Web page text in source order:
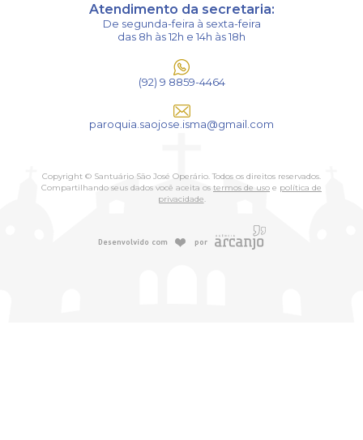
Atendimento da secretaria:
De segunda-feira à sexta-feira
das 8h às 12h e 14h às 18h
(92) 9 8859-4464
paroquia.saojose.isma@gmail.com
Copyright © Santuário São José Operário. Todos os direitos reservados.
Compartilhando seus dados você aceita os termos de uso e política de
privacidade.